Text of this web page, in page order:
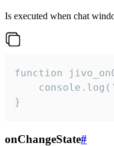
Is executed when chat
function
}
onChangeState#